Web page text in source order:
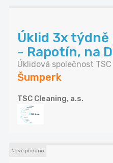
Úklid 3x týdně
- Rapotín, na
Úklidová společnost
Šumperk
TSC Cleaning, a.s.
Nově přidáno